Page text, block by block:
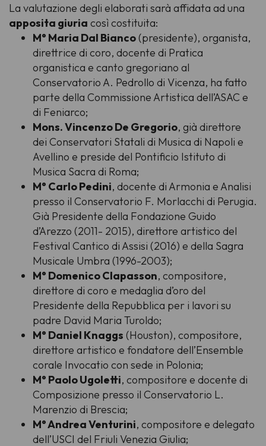
La valutazione degli elaborati sarà affidata ad una
apposita giuria così costituita:
M° Maria Dal Bianco(presidente), organista,
direttrice di coro, docente di Pratica
organistica e canto gregoriano al
Conservatorio A. Pedrollo di Vicenza, ha fatto
parte della Commissione Artistica dell’ASAC e
di Feniarco;
Mons. Vincenzo De Gregorio, già direttore
dei Conservatori Statali di Musica di Napoli e
Avellino e preside del Pontificio Istituto di
Musica Sacra di Roma;
M° Carlo Pedini, docente di Armonia e Analisi
presso il Conservatorio F. Morlacchi di Perugia.
Già Presidente della Fondazione Guido
d’Arezzo (2011- 2015), direttore artistico del
Festival Cantico di Assisi (2016) e della Sagra
Musicale Umbra (1996-2003);
M° Domenico Clapasson, compositore,
direttore di coro e medaglia d’oro del
Presidente della Repubblica per i lavori su
padre David Maria Turoldo;
M° Daniel Knaggs (Houston), compositore,
direttore artistico e fondatore dell’Ensemble
corale Invocatio con sede in Polonia;
M° Paolo Ugoletti, compositore e docente di
Composizione presso il Conservatorio L.
Marenzio di Brescia;
M° Andrea Venturini, compositore e delegato
dell’USCI del Friuli Venezia Giulia;